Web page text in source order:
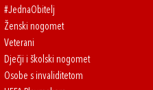
#JednaObitelj
Ženski nogomet
Veterani
Dječji i školski nogomet
Osobe s invaliditetom